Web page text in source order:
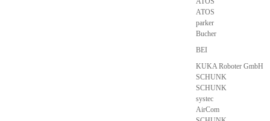
ATOS
parker
Bucher
BEI
KUKA Roboter GmbH
SCHUNK
SCHUNK
systec
AirCom